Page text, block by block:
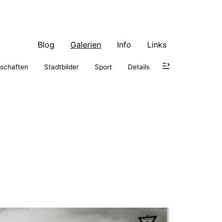
Blog Galerien Info Links
Stadtbilder Sport Details